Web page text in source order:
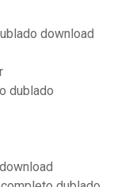
download
dublado